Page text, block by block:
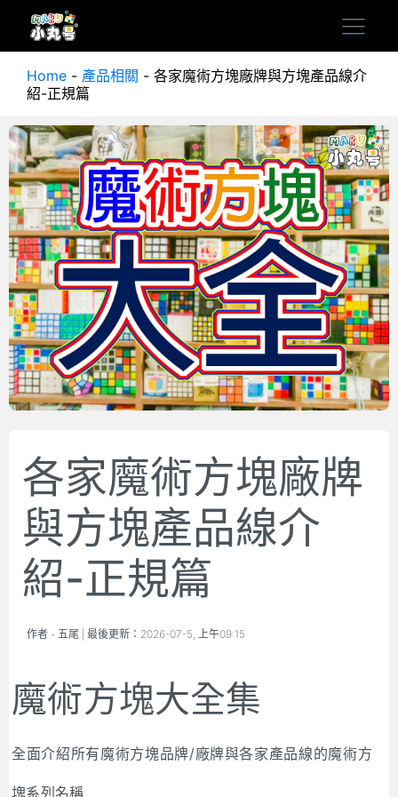
Home - 產品相關 - 各家魔術方塊廠牌與方塊產品線介
紹-正規篇
各家魔術方塊廠牌
與方塊產品線介
紹-正規篇
作者 - 五尾 | 最後更新： 2026-07-5, 上午09:15
魔術方塊大全集
全面介紹所有魔術方塊品牌/廠牌與各家產品線的魔術方
塊系列名稱